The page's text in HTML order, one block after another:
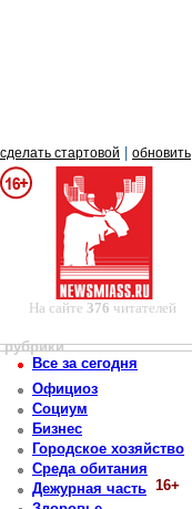
сделать стартовой обновить
На сайте 376 читателей
рубрики
Все за сегодня
Официоз
Социум
Бизнес
Городское хозяйство
Среда обитания
Дежурная часть 16+